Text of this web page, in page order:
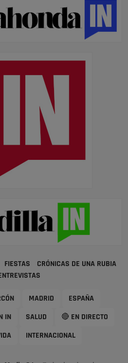
FIESTAS
CRÓNICAS DE UNA RUBIA
ENTREVISTAS
MADRID ESPAÑA
IN SALUD 🔴 EN DIRECTO
INTERNACIONAL